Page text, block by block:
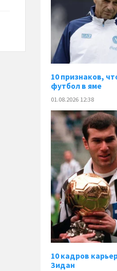
10 признаков,
футбол в яме
01.08.2026 12:38
10 кадров
Зидан